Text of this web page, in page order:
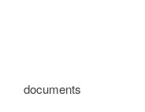
documents